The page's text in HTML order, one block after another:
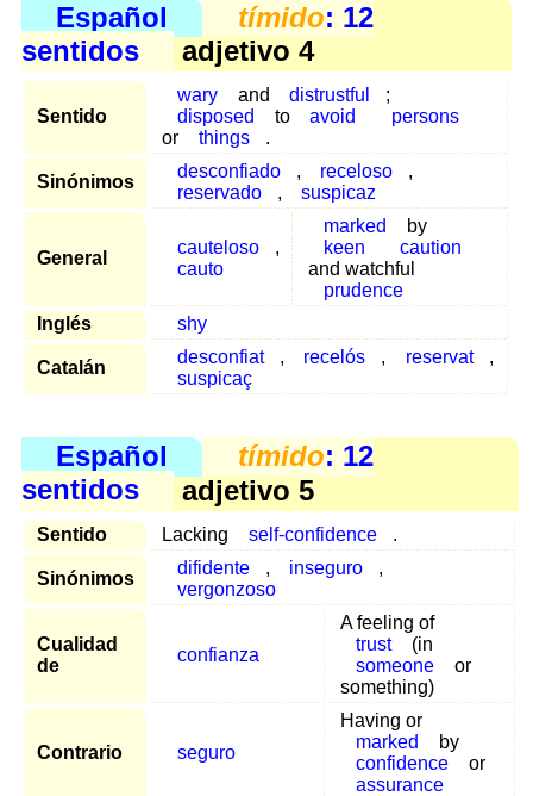
Español tímido: 12
sentidos
adjetivo 4
Sentido
wary and distrustful
;
disposed
to avoid
persons
or
things .
Sinónimos
desconfiado , receloso
,
reservado
, suspicaz
General
cauteloso
,
cauto
marked
by
keen
caution
and watchful
prudence
Inglés
shy
Catalán
desconfiat , recelós , reservat
,
suspicaç
Español tímido: 12
sentidos
adjetivo 5
Sentido Lacking self-confidence .
Sinónimos
difidente , inseguro
,
vergonzoso
Cualidad
de
confianza
A feeling of
trust
(in
someone
or
something)
Contrario seguro
Having or
marked
by
confidence
or
assurance